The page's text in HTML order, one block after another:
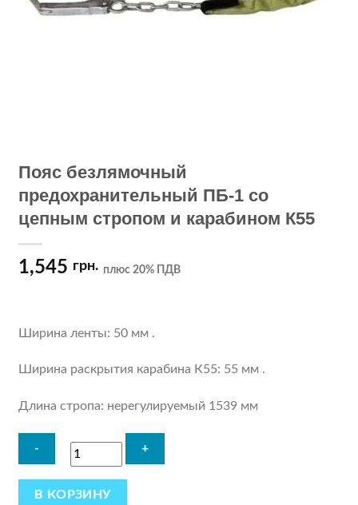
Пояс безлямочный
предохранительный ПБ-1 со
цепным стропом и карабином К55
1,545 грн. плюс 20% ПДВ
Ширина ленты: 50 мм .
Ширина раскрытия карабина К55: 55 мм .
Длина стропа: нерегулируемый 1539 мм
В КОРЗИНУ